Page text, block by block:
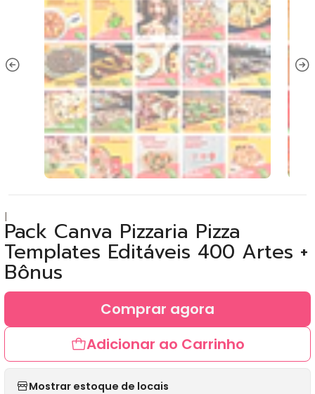
|Pack Canva Pizzaria Pizza
Templates Editáveis 400 Artes +
Bônus
Adicionar ao Carrinho
Comprar agora
Mostrar estoque de locais